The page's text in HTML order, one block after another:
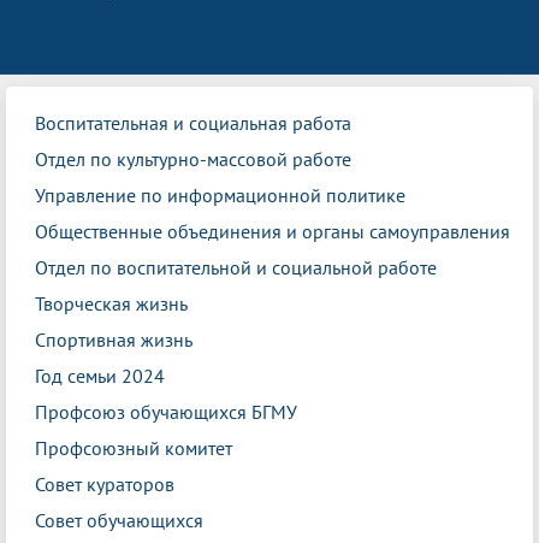
Воспитательная и социальная работа
Отдел по культурно-массовой работе
Управление по информационной политике
Общественные объединения и органы самоуправления
Отдел по воспитательной и социальной работе
Творческая жизнь
Спортивная жизнь
Год семьи 2024
Профсоюз обучающихся БГМУ
Профсоюзный комитет
Совет кураторов
Совет обучающихся